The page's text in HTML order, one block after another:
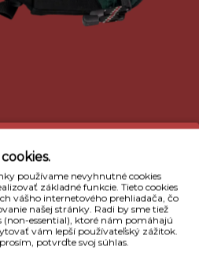
používame nevyhnutné cookies
základné funkcie. Tieto cookies
vášho internetového prehliadača, čo
našej stránky. Radi by sme tiež
(non-essential), ktoré nám pomáhajú
vám lepší používateľský zážitok.
potvrďte svoj súhlas.